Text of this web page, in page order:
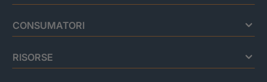
CONSUMATORI
RISORSE